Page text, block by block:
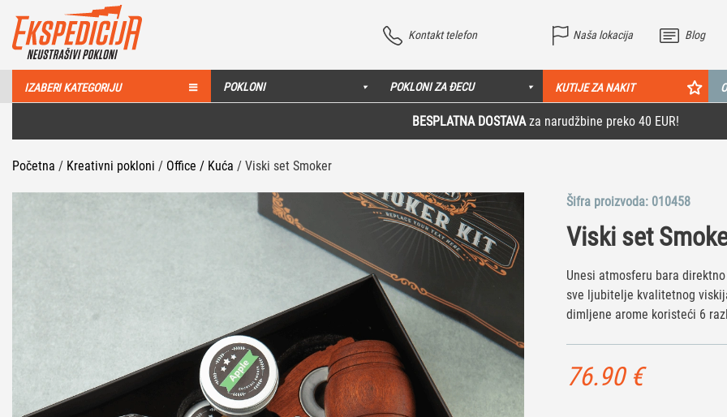
Kontakt telefon Naša lokacija Blog
IZABERI KATEGORIJU POKLONI POKLONI ZA ĐECU KUTIJE ZA NAKIT
BESPLATNA DOSTAVAza narudžbine preko 40 EUR!
Početna / Kreativni pokloni / Office / Kuća / Viski set Smoker
Viski set
Unesi atmosferu bara
sve ljubitelje kvalitetnog
dimljene arome koristeći 6
76.90 €
Šifra proizvoda: 010458